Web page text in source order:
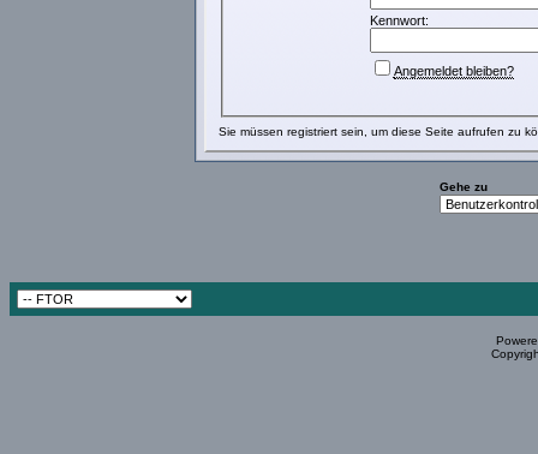
Kennwort:
Angemeldet bleiben?
Sie müssen registriert sein, um diese Seite aufrufen zu
Gehe zu